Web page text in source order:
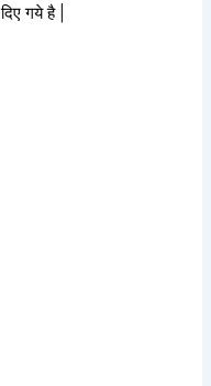
गये है |